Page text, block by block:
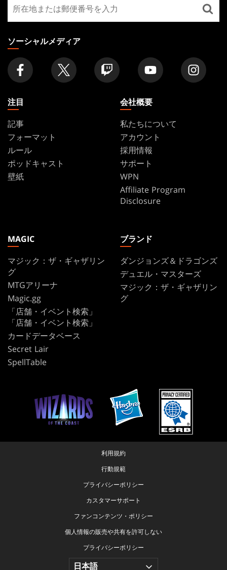
FOOTER
寄
り
の
店
舗
を
探
す
ソーシャルメディア
注目
記事
フォーマット
ルール
ポッドキャスト
壁紙
会社概要
私たちについて
アカウント
採用情報
サポート
WPN
Affiliate Program
Disclosure
MAGIC
マジック：ザ・ギャザリン
グ
MTGアリーナ
Magic.gg
「店舗・イベント検索」
「店舗・イベント検索」
カードデータベース
Secret Lair
SpellTable
ブランド
ダンジョンズ＆ドラゴンズ
デュエル・マスターズ
マジック：ザ・ギャザリン
グ
利用規約
行動規範
プライバシーポリシー
カスタマーサポート
ファンコンテンツ・ポリシー
個人情報の販売や共有を許可しない
プライバシーポリシー